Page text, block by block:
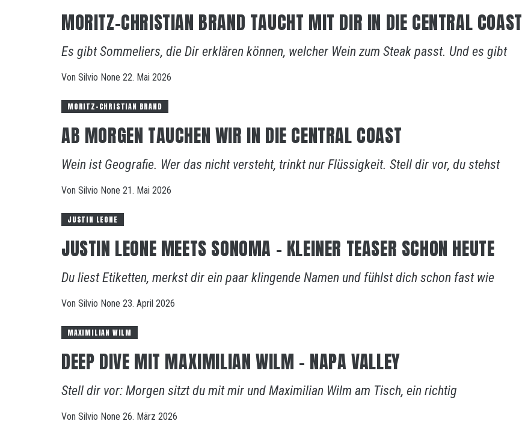
MORITZ-CHRISTIAN BRAND TAUCHT MIT DIR IN DIE CENTRAL COAST
Es gibt Sommeliers, die Dir erklären können, welcher Wein zum Steak passt. Und es gibt
Von Silvio None 22. Mai 2026
MORITZ-CHRISTIAN BRAND
AB MORGEN TAUCHEN WIR IN DIE CENTRAL COAST
Wein ist Geografie. Wer das nicht versteht, trinkt nur Flüssigkeit. Stell dir vor, du stehst
Von Silvio None 21. Mai 2026
JUSTIN LEONE
JUSTIN LEONE MEETS SONOMA – KLEINER TEASER SCHON HEUTE
Du liest Etiketten, merkst dir ein paar klingende Namen und fühlst dich schon fast wie
Von Silvio None 23. April 2026
MAXIMILIAN WILM
DEEP DIVE MIT MAXIMILIAN WILM – NAPA VALLEY
Stell dir vor: Morgen sitzt du mit mir und Maximilian Wilm am Tisch, ein richtig
Von Silvio None 26. März 2026